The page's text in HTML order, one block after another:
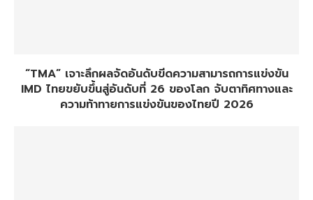
“TMA” เจาะลึกผลจัดอันดับขีดความสามารถการแข่งขัน
IMD ไทยขยับขึ้นสู่อันดับที่ 26 ของโลก จับตาทิศทางและ
ความท้าทายการแข่งขันของไทยปี 2026